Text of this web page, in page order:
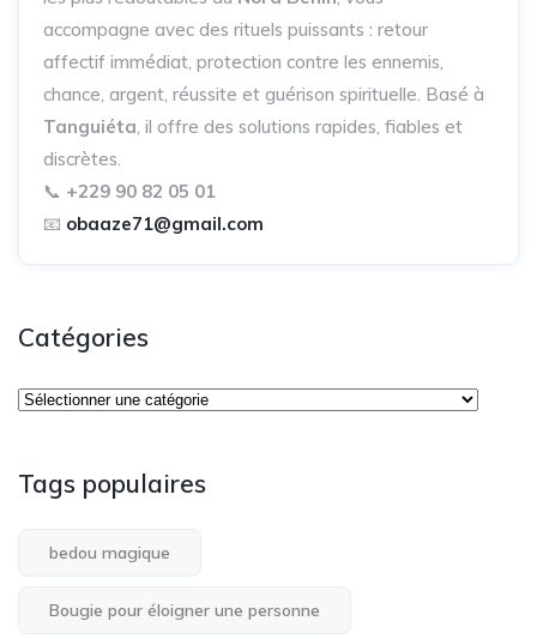
accompagne avec des rituels puissants : retour
affectif immédiat, protection contre les ennemis,
chance, argent, réussite et guérison spirituelle. Basé à
Tanguiéta, il offre des solutions rapides, fiables et
discrètes.
📞 +229 90 82 05 01
📧 obaaze71@gmail.com
Catégories
Tags populaires
bedou magique
Bougie pour éloigner une personne